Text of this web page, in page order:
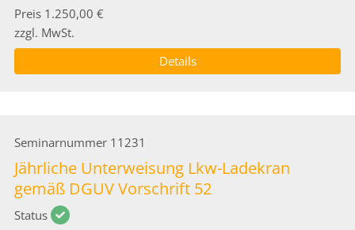
Preis 1.250,00 €
zzgl. MwSt.
Details
Seminarnummer 11231
Jährliche Unterweisung Lkw-Ladekran
gemäß DGUV Vorschrift 52
Status